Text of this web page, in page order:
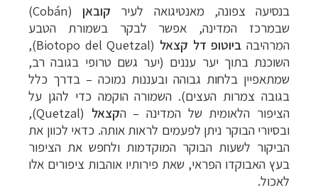
בנסיעה צפונה, מאנטיגואה לעיר קובאן
(Cobán)
שבמרכז המדינה, אפשר לבקר בשמורת הטבע
המרהיבה ביוטופ דל קצאל
(Biotopo del Quetzal),
השוכנת בתוך יער עננים (יער גשם טרופי בגובה רב,
שמתאפיין בלחות גבוהה ובעננות נמוכה – בדרך כלל
בגובה צמרות העצים). השמורה הוקמה כדי להגן על
הציפור הלאומית של המדינה – הקצאל
(Quetzal),
ובסיורי הבוקר ניתן לפעמים לראות אותה. כדאי לכוון את
הביקור לשעות הבוקר המוקדמות ולחפש את הציפור
בעץ האבוקדו הפראי, שאת פירותיו אוהבות ציפורים אלו
לאכול.